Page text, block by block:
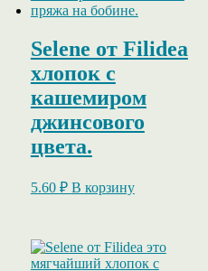
Selene от Filidea
хлопок с
кашемиром
джинсового
цвета.
5.60 ₽ В корзину